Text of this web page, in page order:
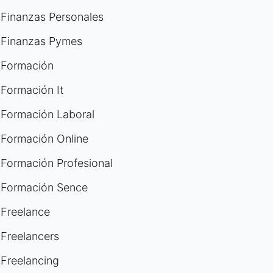
Finanzas Personales
Finanzas Pymes
Formación
Formación It
Formación Laboral
Formación Online
Formación Profesional
Formación Sence
Freelance
Freelancers
Freelancing